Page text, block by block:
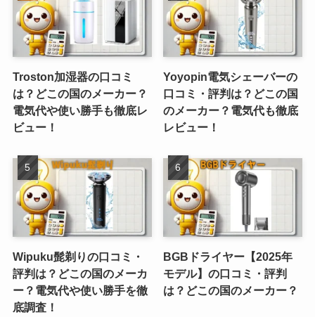
Troston加湿器の口コミ
は？どこの国のメーカー？
電気代や使い勝手も徹底レ
ビュー！
Yoyopin電気シェーバーの
口コミ・評判は？どこの国
のメーカー？電気代も徹底
レビュー！
Wipuku髭剃りの口コミ・
評判は？どこの国のメーカ
ー？電気代や使い勝手を徹
底調査！
BGBドライヤー【2025年
モデル】の口コミ・評判
は？どこの国のメーカー？